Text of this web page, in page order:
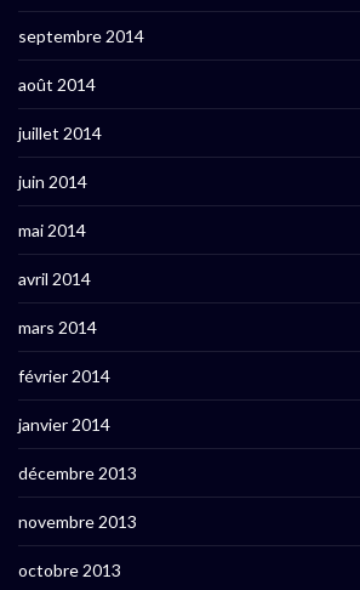
septembre 2014
août 2014
juillet 2014
juin 2014
mai 2014
avril 2014
mars 2014
février 2014
janvier 2014
décembre 2013
novembre 2013
octobre 2013